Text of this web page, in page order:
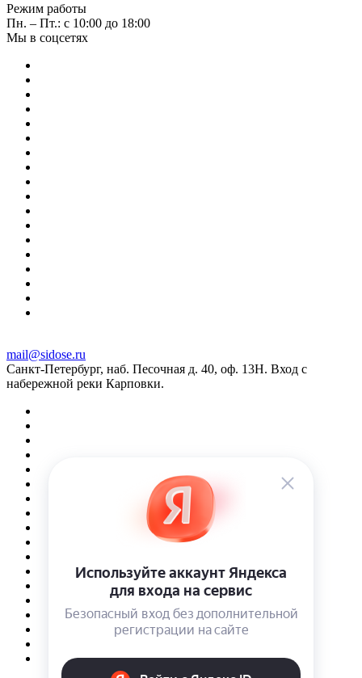
Режим работы
Пн. – Пт.: с 10:00 до 18:00
Мы в соцсетях
mail@sidose.ru
Санкт-Петербург, наб. Песочная д. 40, оф. 13Н. Вход с
набережной реки Карповки.